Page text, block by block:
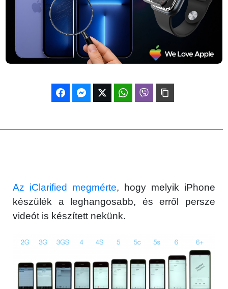
Az iClarified megmérte, hogy melyik iPhone
készülék a leghangosabb, és erről persze
videót is készített nekünk.